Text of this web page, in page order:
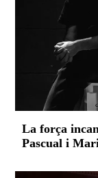
La força
Pascual i